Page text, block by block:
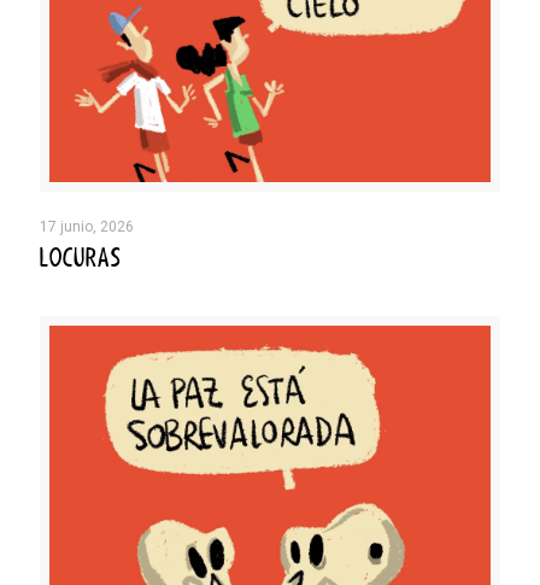
17 junio, 2026
LOCURAS